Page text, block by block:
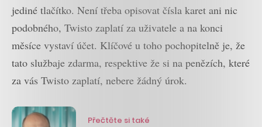
jediné tlačítko. Není třeba opisovat čísla karet ani nic
podobného, Twisto zaplatí za uživatele a na konci
měsíce vystaví účet. Klíčové u toho pochopitelně je, že
tato službaje zdarma, respektive že si na penězích, které
za vás Twisto zaplatí, nebere žádný úrok.
Přečtěte si také